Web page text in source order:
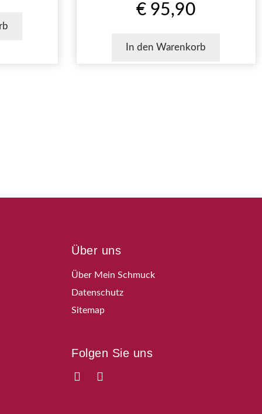
€ 95,90
In den Warenkorb
Über uns
Über Mein Schmuck
Datenschutz
Sitemap
Folgen Sie uns